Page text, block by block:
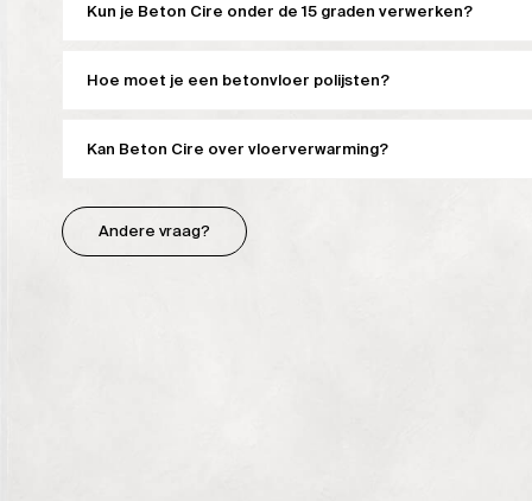
Kun je Beton Cire onder de 15 graden verwerken?
Hoe moet je een betonvloer polijsten?
Kan Beton Cire over vloerverwarming?
Andere vraag?